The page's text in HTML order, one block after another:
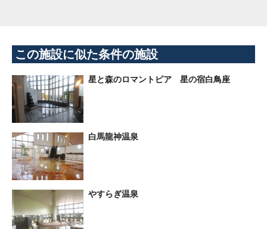
この施設に似た条件の施設
星と森のロマントピア 星の宿白鳥座
白馬龍神温泉
やすらぎ温泉